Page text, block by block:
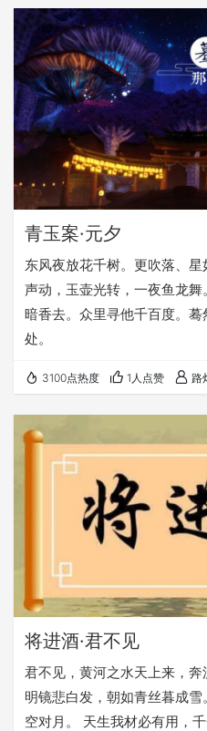
会，撒手西归，全无是类，
柯枷叶问：何为？ 佛曰：坐
叶一菩提，春来花自青，秋
默动静体自然。
青玉案·元夕
东风夜放花千树。更吹落、
声动，玉壶光转，一夜鱼龙
暗香去。众里寻他千百度。
处。
3100点热度 1人点赞 路
将进酒·君不见
君不见，黄河之水天上来，
明镜悲白发，朝如青丝暮成
空对月。 天生我材必有用，